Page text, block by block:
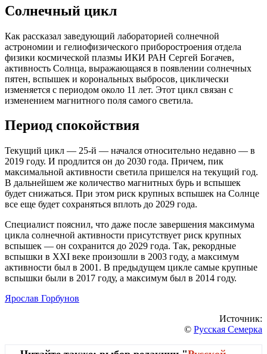
Солнечный цикл
Как рассказал заведующий лабораторией солнечной
астрономии и гелиофизического приборостроения отдела
физики космической плазмы ИКИ РАН Сергей Богачев,
активность Солнца, выражающаяся в появлении солнечных
пятен, вспышек и корональных выбросов, циклически
изменяется с периодом около 11 лет. Этот цикл связан с
изменением магнитного поля самого светила.
Период спокойствия
Текущий цикл — 25-й — начался относительно недавно — в
2019 году. И продлится он до 2030 года. Причем, пик
максимальной активности светила пришелся на текущий год.
В дальнейшем же количество магнитных бурь и вспышек
будет снижаться. При этом риск крупных вспышек на Солнце
все еще будет сохраняться вплоть до 2029 года.
Специалист пояснил, что даже после завершения максимума
цикла солнечной активности присутствует риск крупных
вспышек — он сохранится до 2029 года. Так, рекордные
вспышки в XXI веке произошли в 2003 году, а максимум
активности был в 2001. В предыдущем цикле самые крупные
вспышки были в 2017 году, а максимум был в 2014 году.
Ярослав Горбунов
Источник:
© Русская Семерка